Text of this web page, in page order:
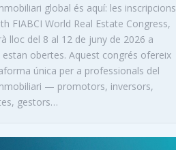
global és aquí: les inscripcions
FIABCI World Real Estate Congress,
lloc del 8 al 12 de juny de 2026 a
estan obertes. Aquest congrés ofereix
única per a professionals del
— promotors, inversors,
gestors…